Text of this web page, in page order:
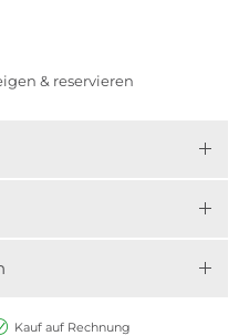
& reservieren
Kauf auf Rechnung